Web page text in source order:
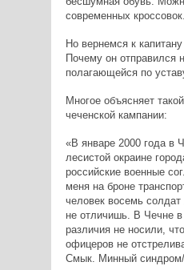
современных кроссовок.
Но вернемся к
Почему он отправился
полагающейся по
Многое объясняет
чеченской кампании:
«В январе 2000 года в
лесистой окраине
российские военные
меня на броне
человек восемь
не отличишь. В Чечне в
различия не носили,
офицеров не
Смык. Минный